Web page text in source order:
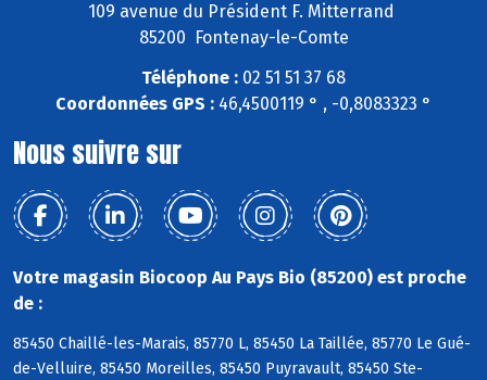
109 avenue du Président F. Mitterrand
85200 Fontenay-le-Comte
Téléphone : 02 51 51 37 68
Coordonnées GPS : 46,4500119 ° , -0,8083323 °
Nous suivre sur
Votre magasin Biocoop Au Pays Bio (85200) est proche
de :
85450 Chaillé-les-Marais, 85770 L, 85450 La Taillée, 85770 Le Gué-
de-Velluire, 85450 Moreilles, 85450 Puyravault, 85450 Ste-